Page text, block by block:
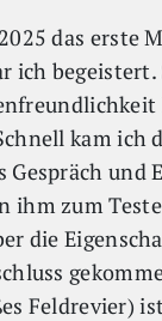
das erste
ich
kam ich
ihm zum
die
Feldrevier)